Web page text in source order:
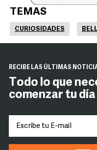
TEMAS
CURIOSIDADES
RECIBE LAS ÚLTIMAS
Todo lo que
comenzar tu día